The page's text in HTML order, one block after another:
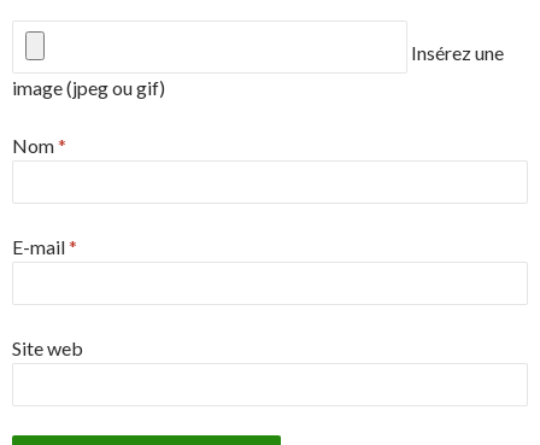
Insérez une
image (jpeg ou gif)
Nom*
E-mail*
Site web